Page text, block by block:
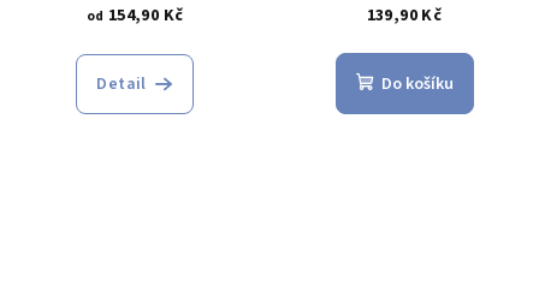
od 154,90 Kč
Detail
139,90 Kč
Do košíku